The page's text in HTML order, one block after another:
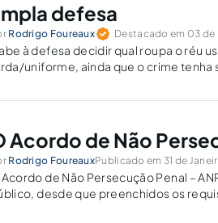
defesa
Rodrigo Foureaux Destacado em 03 de
à defesa decidir qual roupa o réu
uniforme, ainda que o crime
Acordo de Não
Rodrigo FoureauxPublicado em 31 de
Acordo de Não Persecução Penal –
desde que preenchidos os